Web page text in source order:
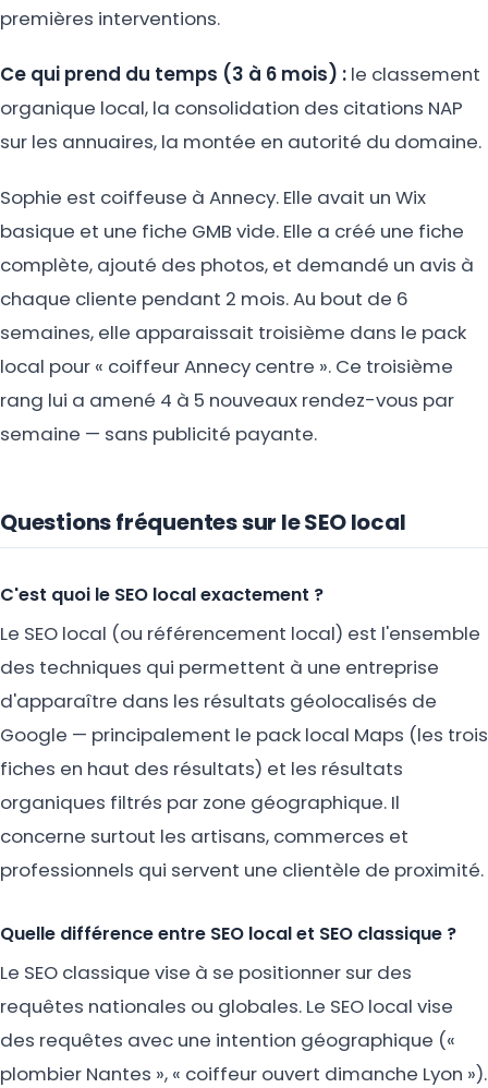
premières interventions.
Ce qui prend du temps (3 à 6 mois) : le classement
organique local, la consolidation des citations NAP
sur les annuaires, la montée en autorité du domaine.
Sophie est coiffeuse à Annecy. Elle avait un Wix
basique et une fiche GMB vide. Elle a créé une fiche
complète, ajouté des photos, et demandé un avis à
chaque cliente pendant 2 mois. Au bout de 6
semaines, elle apparaissait troisième dans le pack
local pour « coiffeur Annecy centre ». Ce troisième
rang lui a amené 4 à 5 nouveaux rendez-vous par
semaine — sans publicité payante.
Questions fréquentes sur le SEO local
C'est quoi le SEO local exactement ?
Le SEO local (ou référencement local) est l'ensemble
des techniques qui permettent à une entreprise
d'apparaître dans les résultats géolocalisés de
Google — principalement le pack local Maps (les trois
fiches en haut des résultats) et les résultats
organiques filtrés par zone géographique. Il
concerne surtout les artisans, commerces et
professionnels qui servent une clientèle de proximité.
Quelle différence entre SEO local et SEO classique ?
Le SEO classique vise à se positionner sur des
requêtes nationales ou globales. Le SEO local vise
des requêtes avec une intention géographique («
plombier Nantes », « coiffeur ouvert dimanche Lyon »).